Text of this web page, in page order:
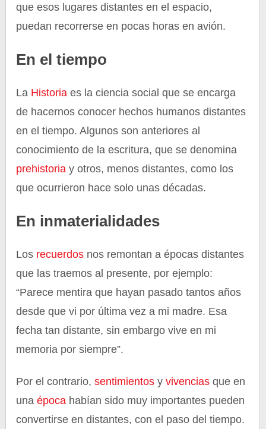
que esos lugares distantes en el espacio,
puedan recorrerse en pocas horas en avión.
En el tiempo
La Historiaes la ciencia social que se encarga
de hacernos conocer hechos humanos distantes
en el tiempo. Algunos son anteriores al
conocimiento de la escritura, que se denomina
prehistoria y otros, menos distantes, como los
que ocurrieron hace solo unas décadas.
En inmaterialidades
Los recuerdos nos remontan a épocas distantes
que las traemos al presente, por ejemplo:
“Parece mentira que hayan pasado tantos años
desde que vi por última vez a mi madre. Esa
fecha tan distante, sin embargo vive en mi
memoria por siempre”.
Por el contrario, sentimientos yvivencias que en
una época habían sido muy importantes pueden
convertirse en distantes, con el paso del tiempo.